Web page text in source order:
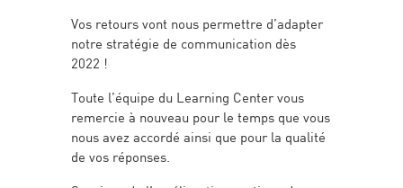
Vos retours vont nous permettre d’adapter
notre stratégie de communication dès
2022 !
Toute l’équipe du Learning Center vous
remercie à nouveau pour le temps que vous
nous avez accordé ainsi que pour la qualité
de vos réponses.